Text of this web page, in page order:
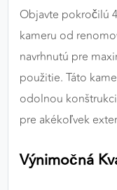
Objavte pokročilú
kameru od
navrhnutú pre
použitie. Táto
odolnou
pre akékoľvek
Výnimočná
Marketingové
správania
stránkami.
zobrazovať
našom webe
Poskytovateľ: